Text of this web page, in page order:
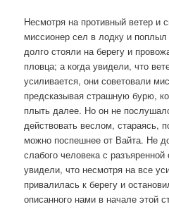
Несмотря на противный ветер и
миссионер сел в лодку и
долго стояли на берегу и
пловца; а когда увидели, что
усиливается, они советовали
предсказывая страшную бурю,
плыть далее. Но он не
действовать веслом, стараясь,
можно поспешнее от Вайта. Не
слабого человека с разъяренной
увидели, что несмотря на все
привалилась к берегу и
описанного нами в начале этой